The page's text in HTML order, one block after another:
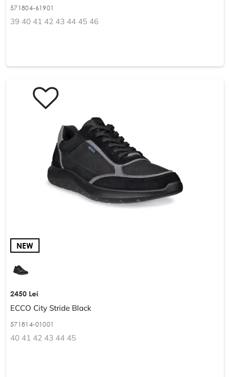
571804-61901
39 40 41 42 43 44 45 46
NEW
2450 Lei
ECCO City Stride Black
571814-01001
40 41 42 43 44 45